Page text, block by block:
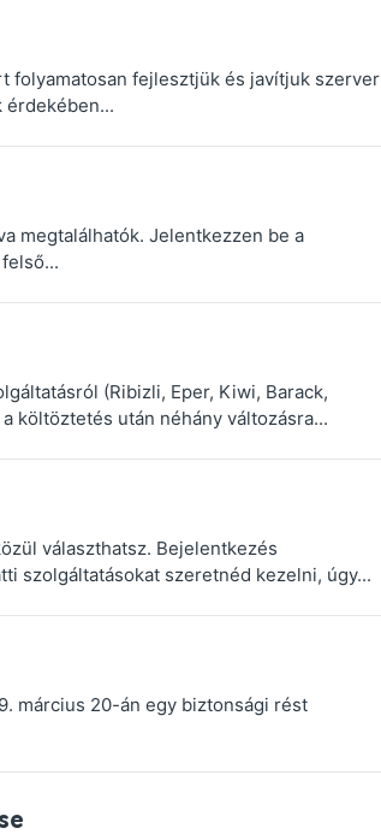
folyamatosan fejlesztjük és javítjuk szerver
érdekében...
megtalálhatók. Jelentkezzen be a
(Ribizli, Eper, Kiwi, Barack,
költöztetés után néhány változásra...
választhatsz. Bejelentkezés
szolgáltatásokat szeretnéd kezelni, úgy...
március 20-án egy biztonsági rést